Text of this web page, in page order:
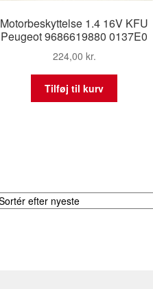
Motorbeskyttelse 1.4 16V KFU
Peugeot 9686619880 0137E0
224,00 kr.
Tilføj til kurv